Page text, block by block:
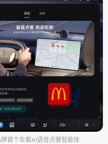
首个车载AI语音点餐智能体